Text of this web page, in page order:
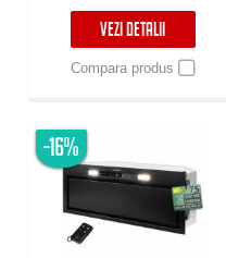
VEZI DETALII
Compara produs
-16%